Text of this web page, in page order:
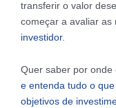
transferir o valor
começar a avaliar as
investidor.
Quer saber por onde
e entenda tudo o
objetivos de